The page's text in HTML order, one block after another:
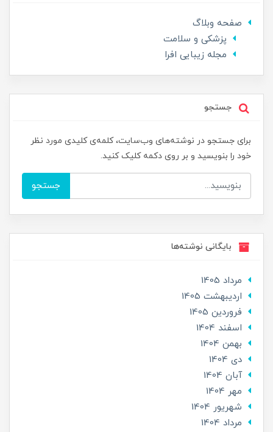
صفحه وبلاگ
پزشکی و سلامت
مجله زیبایی افرا
جستجو
برای جستجو در نوشته‌های وب‌سایت، کلمه‌ی کلیدی مورد نظر
خود را بنویسید و بر روی دکمه کلیک کنید.
جستجو
بایگانی نوشته‌ها
مرداد 1405
ارديبهشت 1405
فروردین 1405
اسفند 1404
بهمن 1404
دی 1404
آبان 1404
مهر 1404
شهریور 1404
مرداد 1404